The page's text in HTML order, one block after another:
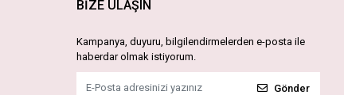
BİZE ULAŞIN
Kampanya, duyuru, bilgilendirmelerden e-posta ile
haberdar olmak istiyorum.
Gönder